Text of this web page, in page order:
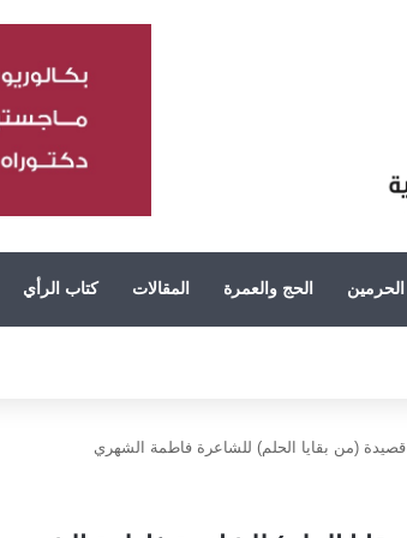
الحرمين الحج والعمرة المقالات كتاب الرأي
(من بقايا الحلم) للشاعرة فاطمة الشهري